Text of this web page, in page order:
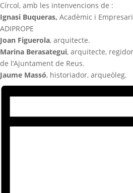
Círcol, amb les intenvencions de :
Ignasi Buqueras, Acadèmic i
ADIPROPE
Joan Figuerola, arquitecte.
Marina Berasategui, arquitecte,
de l’Ajuntament de Reus.
Jaume Massó, historiador, arqueòleg.